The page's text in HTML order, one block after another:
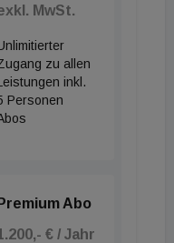
MwSt.
zu allen
inkl.
Personen
Premium Abo
€ / Jahr